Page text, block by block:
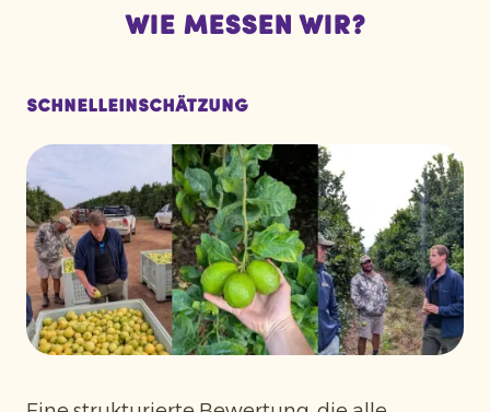
Wie messen wir?
Schnelleinschätzung